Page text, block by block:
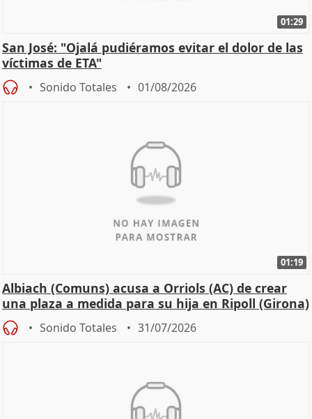
01:29
San José: "Ojalá pudiéramos evitar el dolor de las
víctimas de ETA"
Sonido Totales 01/08/2026
01:19
Albiach (Comuns) acusa a Orriols (AC) de crear
una plaza a medida para su hija en Ripoll (Girona)
Sonido Totales 31/07/2026